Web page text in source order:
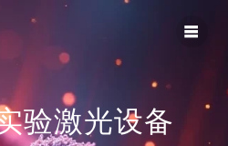
to
验激光设备